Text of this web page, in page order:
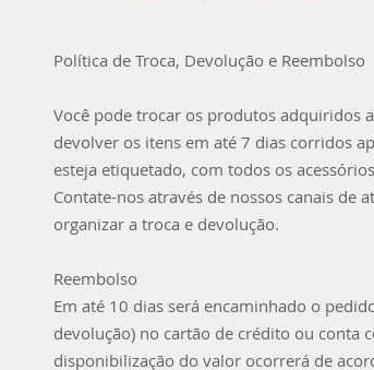
Política de Troca, Devolução e Reembolso
Você pode trocar os produtos adquiridos
devolver os itens em até 7 dias corridos
esteja etiquetado, com todos os
Contate-nos através de nossos canais de
organizar a troca e devolução.
Reembolso
Em até 10 dias será encaminhado o
devolução) no cartão de crédito ou conta
disponibilização do valor ocorrerá de